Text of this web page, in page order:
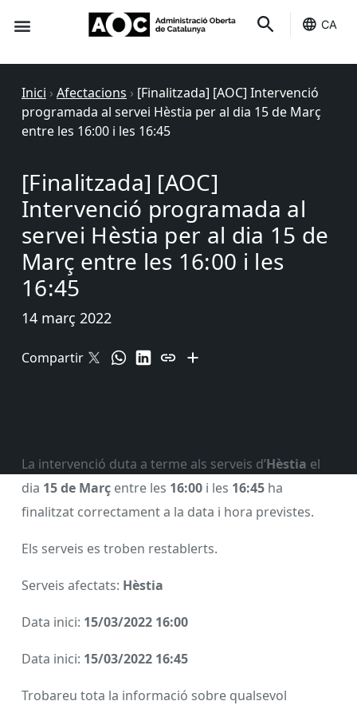
CA
Inici › Afectacions › [Finalitzada] [AOC] Intervenció
programada al servei Hèstia per al dia 15 de Març
entre les 16:00 i les 16:45
[Finalitzada] [AOC]
Intervenció programada al
servei Hèstia per al dia 15 de
Març entre les 16:00 i les
16:45
14 març 2022
Compartir
La intervenció duta a terme als serveis d’Hèstia el
dia 15 de Març entre les 16:00 i les 16:45 ha
finalitzat correctament a la data i hora previstes.
Els serveis es troben restablerts.
Serveis afectats: Hèstia
Data inici: 15/03/2022 16:00
Data inici: 15/03/2022 16:45
Trobareu tota la informació sobre qualsevol